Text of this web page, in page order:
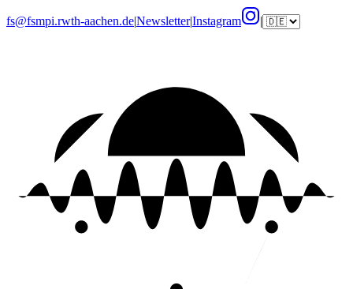
fs@fsmpi.rwth-aachen.de|Newsletter|Instagram |